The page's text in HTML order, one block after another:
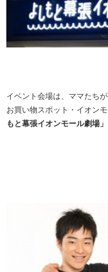
イベント会場は、ママたち
お買い物スポット・イオン
もと幕張イオンモール劇場」